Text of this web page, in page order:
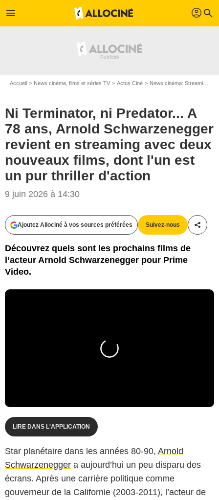
menu profil search
Accueil News cinéma, films et séries TV Actus Ciné News cinéma: Streaming
Ni Terminator, ni Predator... A
78 ans, Arnold Schwarzenegger
revient en streaming avec deux
nouveaux films, dont l'un est
un pur thriller d'action
9 juin 2026 à 14:30
Ajoutez Allociné à vos sources préférées Suivez-nous
Découvrez quels sont les prochains films de
l’acteur Arnold Schwarzenegger pour Prime
Video.
LIRE DANS L'APPLICATION
Star planétaire dans les années 80-90, Arnold
Schwarzenegger a aujourd’hui un peu disparu des
écrans. Après une carrière politique comme
gouverneur de la Californie (2003-2011), l’acteur de